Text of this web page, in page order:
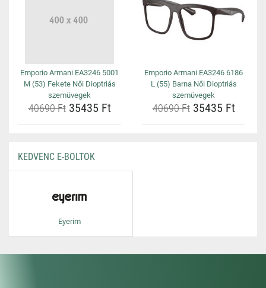
Emporio Armani EA3246 5001
M (53) Fekete Női Dioptriás
szemüvegek
40690 Ft35435 Ft
Emporio Armani EA3246 6186
L (55) Barna Női Dioptriás
szemüvegek
40690 Ft35435 Ft
KEDVENC E-BOLTOK
Eyerim